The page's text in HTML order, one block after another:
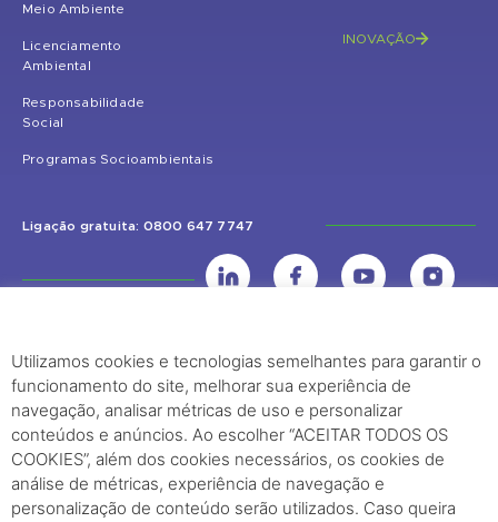
Meio Ambiente
Licenciamento
Ambiental
Responsabilidade
Social
Programas Socioambientais
INOVAÇÃO
Ligação gratuita: 0800 647 7747
UHE Jirau
Rodovia BR-364, KM 824 S/Nº - Distrito de Jaci Paraná – Porto Velho
(RO) – CEP: 76840-000 – Telefone: (69) 2182.8600
Rio de Janeiro (RJ)
Utilizamos cookies e tecnologias semelhantes para garantir o
funcionamento do site, melhorar sua experiência de
navegação, analisar métricas de uso e personalizar
conteúdos e anúncios. Ao escolher “ACEITAR TODOS OS
COOKIES”, além dos cookies necessários, os cookies de
análise de métricas, experiência de navegação e
personalização de conteúdo serão utilizados. Caso queira